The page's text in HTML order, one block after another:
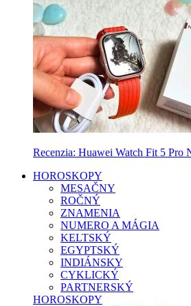
Recenzia: Huawei Watch Fit 5 Pro
HOROSKOPY
MESAČNY
ROČNÝ
ZNAMENIA
NUMERO A MÁGIA
KELTSKÝ
EGYPTSKÝ
INDIÁNSKY
CYKLICKÝ
PARTNERSKÝ
HOROSKOPY